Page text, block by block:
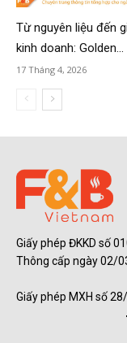
Từ nguyên liệu đến
kinh doanh: Golden...
17 Tháng 4, 2026
Giấy phép ĐKKD số
Thông cấp ngày 02/
Giấy phép MXH số